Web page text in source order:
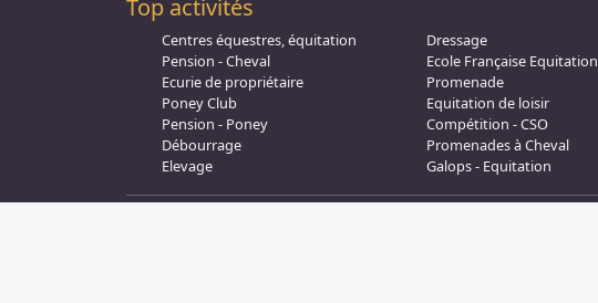
Cookie Consent plugin for the EU cookie law
Top activités
Centres équestres, équitation
Pension - Cheval
Ecurie de propriétaire
Poney Club
Pension - Poney
Débourrage
Elevage
Dressage
Ecole Française Equitation
Promenade
Equitation de loisir
Compétition - CSO
Promenades à Cheval
Galops - Equitation